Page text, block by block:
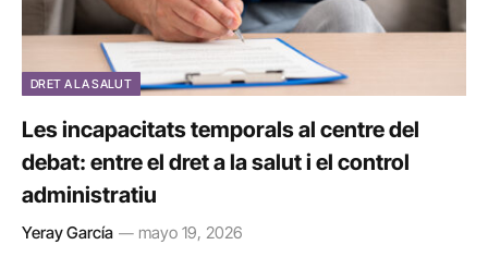
DRET A LA SALUT
Les incapacitats temporals al centre del
debat: entre el dret a la salut i el control
administratiu
Yeray García mayo 19, 2026